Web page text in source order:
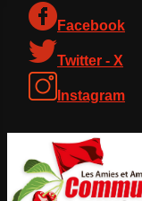
Facebook
Twitter - X
Instagram